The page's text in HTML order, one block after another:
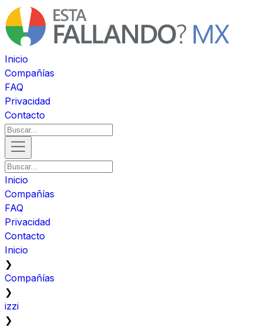
Inicio
Compañías
FAQ
Privacidad
Contacto
Inicio
Compañías
FAQ
Privacidad
Contacto
Inicio
❯
Compañías
❯
izzi
❯